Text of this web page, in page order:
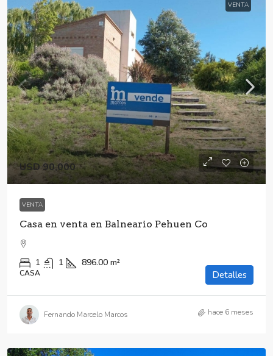
VENTA
USD 90,000
VENTA
Casa en venta en Balneario Pehuen Co
1 1 896.00 m²
CASA Detalles
Fernando Marcelo Marcos hace 6 meses